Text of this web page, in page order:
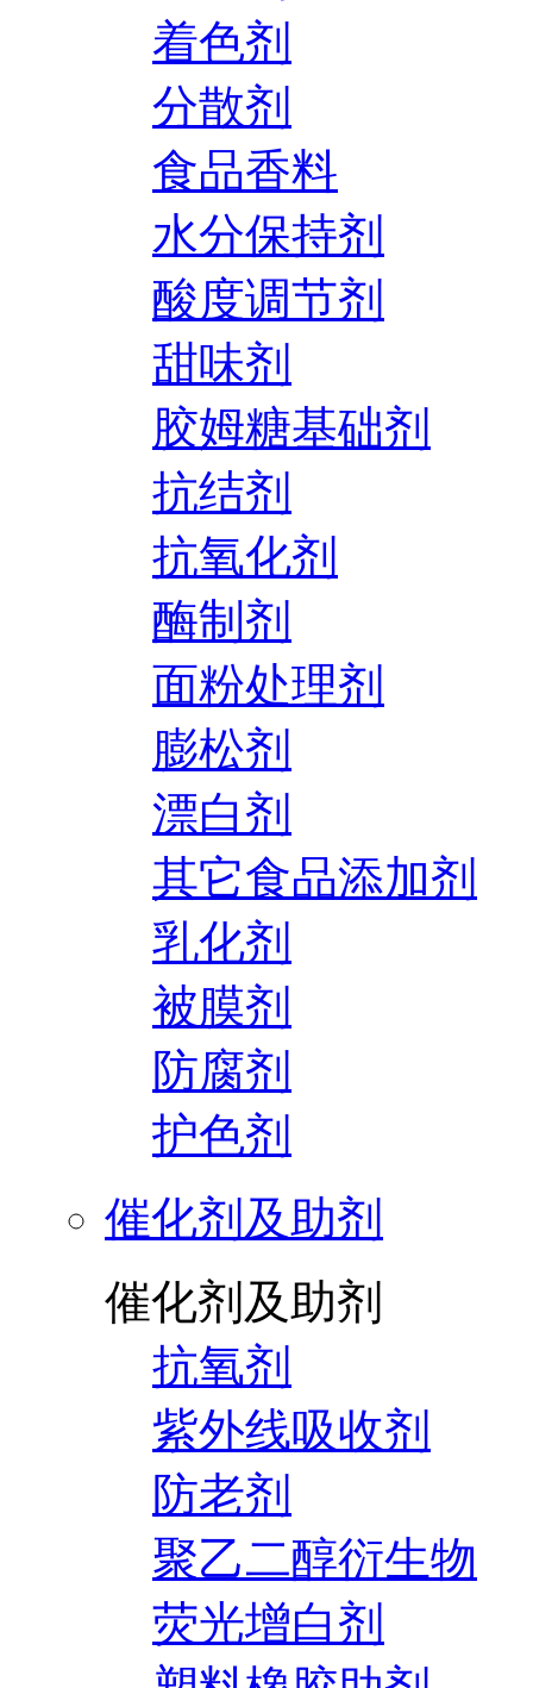
着色剂
分散剂
食品香料
水分保持剂
酸度调节剂
甜味剂
胶姆糖基础剂
抗结剂
抗氧化剂
酶制剂
面粉处理剂
膨松剂
漂白剂
其它食品添加剂
乳化剂
被膜剂
防腐剂
护色剂
催化剂及助剂
催化剂及助剂
抗氧剂
紫外线吸收剂
防老剂
聚乙二醇衍生物
荧光增白剂